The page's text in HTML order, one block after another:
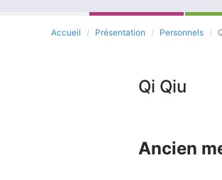
Accueil Présentation Personnels
Qi Qiu
Ancien